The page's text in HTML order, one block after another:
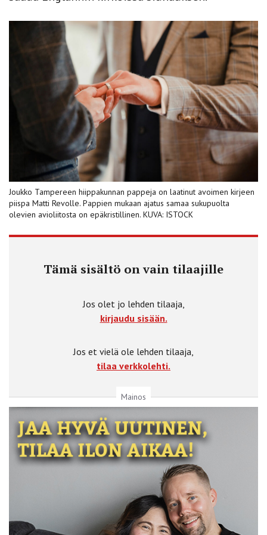
Joukko Tampereen hiippakunnan pappeja on laatinut avoimen kirjeen
piispa Matti Revolle. Pappien mukaan ajatus samaa sukupuolta
olevien avioliitosta on epäkristillinen. KUVA: ISTOCK
Tämä sisältö on vain tilaajille
Jos olet jo lehden tilaaja,
kirjaudu sisään.
Jos et vielä ole lehden tilaaja,
tilaa verkkolehti.
Mainos